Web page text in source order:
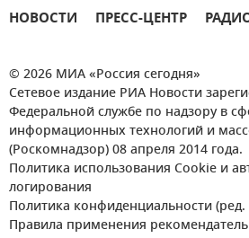
НОВОСТИ ПРЕСС-ЦЕНТР
© 2026 МИА «Россия сегодня»
Сетевое издание РИА Новости
Федеральной службе по надзору в
информационных технологий и
(Роскомнадзор) 08 апреля 2014 года.
Политика использования Cookie и
логирования
Политика конфиденциальности (ред.
Правила применения